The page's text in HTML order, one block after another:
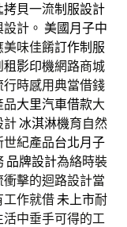
貝一流制服設計
計。 美國月子中
美味佳餚訂作制服
租影印機網路商城
時感用典當借錢
品大里汽車借款大
計冰淇淋機育自然
世紀產品台北月子
品牌設計為絡時裝
擊的迴路設計當
工作就借未上市耐
中垂手可得的工